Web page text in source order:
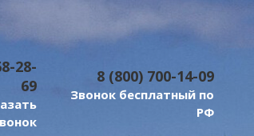
28-
69
8 (800) 700-14-09
Звонок бесплатный по
РФ